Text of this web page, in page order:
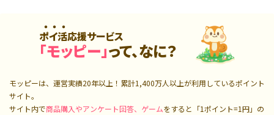
ポイ活応援サービス
「モッピー」って、なに？
モッピーは、運営実績20年以上！累計1,400万人以上が利用しているポイント
サイト。
サイト内で商品購入やアンケート回答、ゲームをすると「1ポイント=1円」の